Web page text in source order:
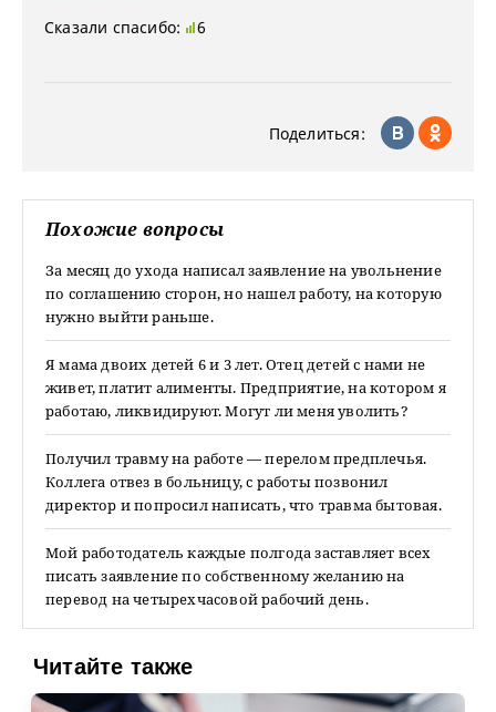
Сказали спасибо: 6
Поделиться:
Похожие вопросы
За месяц до ухода написал заявление на увольнение
по соглашению сторон, но нашел работу, на которую
нужно выйти раньше.
Я мама двоих детей 6 и 3 лет. Отец детей с нами не
живет, платит алименты. Предприятие, на котором я
работаю, ликвидируют. Могут ли меня уволить?
Получил травму на работе — перелом предплечья.
Коллега отвез в больницу, с работы позвонил
директор и попросил написать, что травма бытовая.
Мой работодатель каждые полгода заставляет всех
писать заявление по собственному желанию на
перевод на четырехчасовой рабочий день.
Читайте также